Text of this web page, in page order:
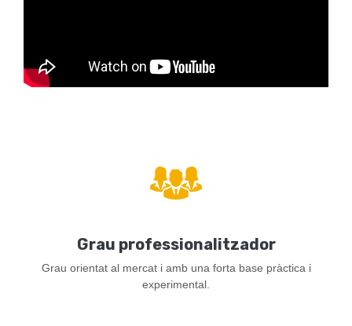
Grau professionalitzador
Grau orientat al mercat i amb una forta base pràctica i
experimental.